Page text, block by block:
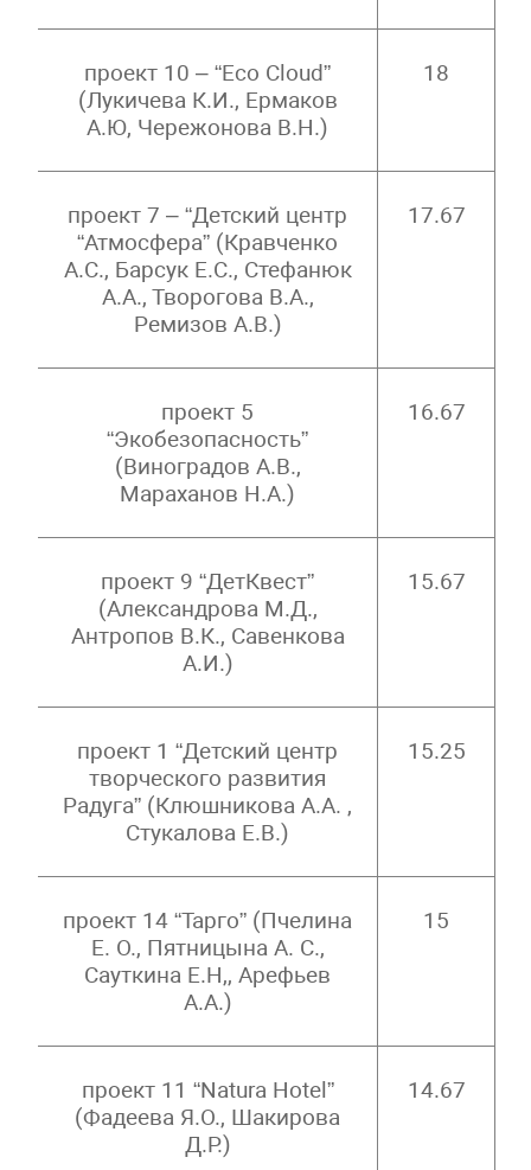
проект 10 – “Eco Cloud”
(Лукичева К.И., Ермаков
А.Ю, Чережонова В.Н.)
18
проект 7 – “Детский центр
“Атмосфера” (Кравченко
А.С., Барсук Е.С., Стефанюк
А.А., Творогова В.А.,
Ремизов А.В.)
17.67
проект 5
“Экобезопасность”
(Виноградов А.В.,
Мараханов Н.А.)
16.67
проект 9 “ДетКвест”
(Александрова М.Д.,
Антропов В.К., Савенкова
А.И.)
15.67
проект 1 “Детский центр
творческого развития
Радуга” (Клюшникова А.А. ,
Стукалова Е.В.)
15.25
проект 14 “Тарго” (Пчелина
Е. О., Пятницына А. С.,
Сауткина Е.Н,, Арефьев
А.А.)
15
проект 11 “Natura Hotel”
(Фадеева Я.О., Шакирова
Д.Р.)
14.67